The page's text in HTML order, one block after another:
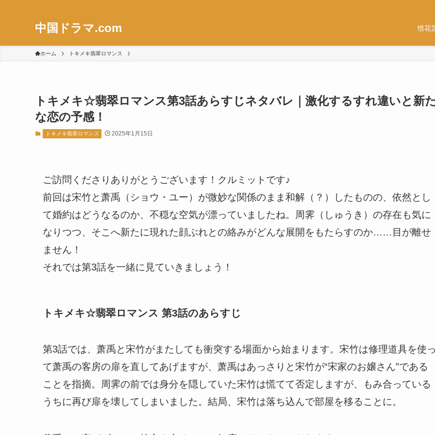
中国ドラマ.com 惜花
ホーム トキメキ翡翠ロマンス
トキメキ☆翡翠ロマンス第3話あらすじネタバレ｜激化するすれ違いと新
な恋の予感！
トキメキ翡翠ロマンス 2025年1月15日
ご訪問くださりありがとうございます！クルミットです♪
前回は宋竹と萧禹（ショウ・ユー）が微妙な関係のまま和解（？）したものの、依然とし
て婚約はどうなるのか、不穏な空気が漂っていましたね。周霁（しゅうき）の存在も気に
なりつつ、そこへ新たに現れた顔ぶれとの絡みがどんな展開をもたらすのか……目が離せ
ません！
それでは第3話を一緒に見ていきましょう！
トキメキ☆翡翠ロマンス 第3話のあらすじ
第3話では、萧禹と宋竹がまたしても衝突する場面から始まります。宋竹は修理道具を使
て萧禹の客房の扉を直してあげますが、萧禹はあっさりと宋竹が“宋家のお嬢さん”である
ことを指摘。周霁の前では身分を隠していた宋竹は慌てて否定しますが、もみ合っている
うちに再び扉を壊してしまいました。結局、宋竹は落ち込んで部屋を移ることに。